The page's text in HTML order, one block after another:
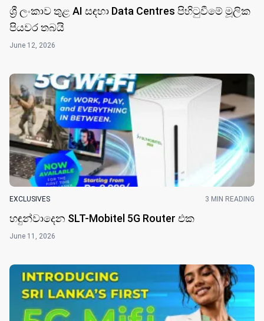
ශ්‍රී ලංකාව තුළ AI සඳහා Data Centres පිහිටුවීමේ මූලික
පියවර තබයි
June 12, 2026
EXCLUSIVES 3 MIN READING
හඳුන්වාදෙන SLT-Mobitel 5G Router එක
June 11, 2026